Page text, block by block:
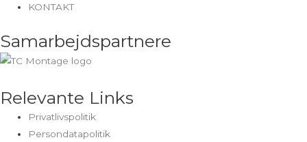
KONTAKT
Samarbejdspartnere
Relevante Links
Privatlivspolitik
Persondatapolitik